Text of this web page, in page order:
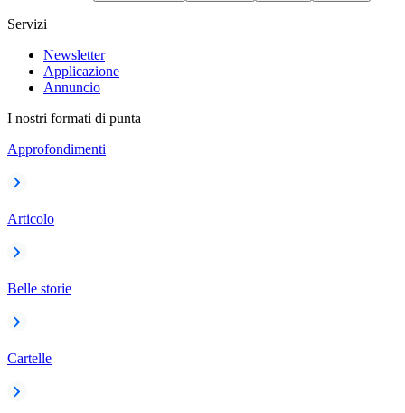
Servizi
Newsletter
Applicazione
Annuncio
I nostri formati di punta
Approfondimenti
Articolo
Belle storie
Cartelle